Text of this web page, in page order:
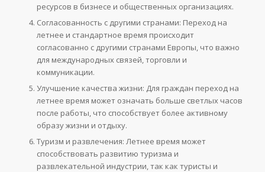
ресурсов в бизнесе и общественных организациях.
Согласованность с другими странами: Переход на
летнее и стандартное время происходит
согласованно с другими странами Европы, что важно
для международных связей, торговли и
коммуникации.
Улучшение качества жизни: Для граждан переход на
летнее время может означать больше светлых часов
после работы, что способствует более активному
образу жизни и отдыху.
Туризм и развлечения: Летнее время может
способствовать развитию туризма и
развлекательной индустрии, так как туристы и